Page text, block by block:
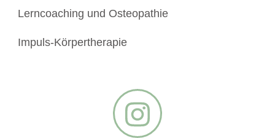
Lerncoaching und Osteopathie
Impuls-Körpertherapie